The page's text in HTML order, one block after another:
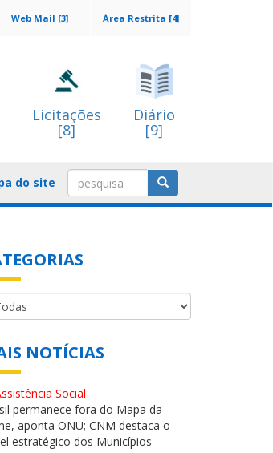
Área Restrita [4]
Web Mail [3]
Licitações
[8]
Diário
[9]
do site
NOTÍCIAS
Social
permanece fora do Mapa da
aponta ONU; CNM destaca o
estratégico dos Municípios